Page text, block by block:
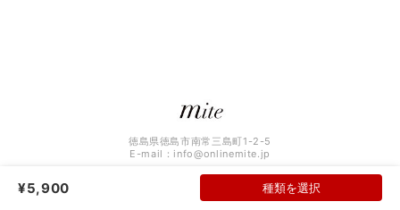
徳島県徳島市南常三島町1-2-5
E-mail： info@onlinemite.jp
¥5,900 種類を選択